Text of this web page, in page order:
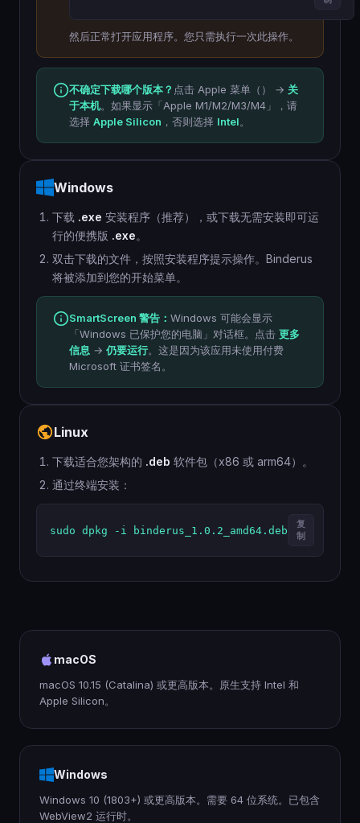
然后正常打开应用程序。您只需执行一次此操作。
不确定下载哪个版本？ 点击 Apple 菜单（） → 关
于本机。如果显示「Apple M1/M2/M3/M4」，请
选择 Apple Silicon ，否则选择 Intel。
Windows
下载 .exe 安装程序（推荐），或下载无需安装即可运
行的便携版 .exe。
双击下载的文件，按照安装程序提示操作。Binderus
将被添加到您的开始菜单。
SmartScreen 警告： Windows 可能会显示
「Windows 已保护您的电脑」对话框。点击 更多
信息 → 仍要运行。这是因为该应用未使用付费
Microsoft 证书签名。
Linux
下载适合您架构的 .deb 软件包（x86 或 arm64）。
通过终端安装：
sudo dpkg -i binderus_1.0.2_amd64.deb
复
制
macOS
macOS 10.15 (Catalina) 或更高版本。原生支持 Intel 和
Apple Silicon。
Windows
Windows 10 (1803+) 或更高版本。需要 64 位系统。已包含
WebView2 运行时。